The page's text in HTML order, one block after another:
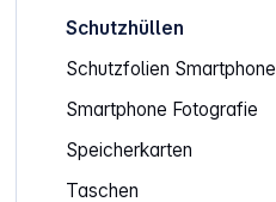
Schutzhüllen
Schutzfolien Smartphone
Smartphone Fotografie
Speicherkarten
Taschen